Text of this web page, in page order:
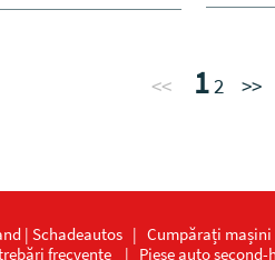
<< 12 >>
| Schadeautos | Cumpărați
frecvente | Piese auto second-